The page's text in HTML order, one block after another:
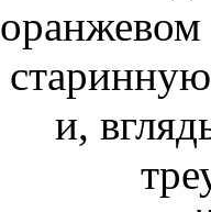
оранжевом
и,